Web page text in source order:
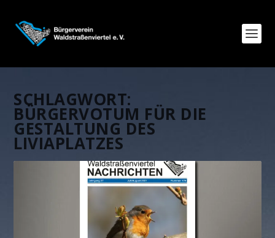
SCHLAGWORT:
BÜRGERVOTUM FÜR DIE
GESTALTUNG DES
LIVIAPLATZES